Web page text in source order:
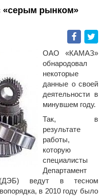
«серым рынком»
ОАО «КАМАЗ»
обнародовал
некоторые
данные о своей
деятельности в
минувшем году.
Так, в
результате
работы,
которую
специалисты
Департамент
ведут в тесном
в 2010 году было